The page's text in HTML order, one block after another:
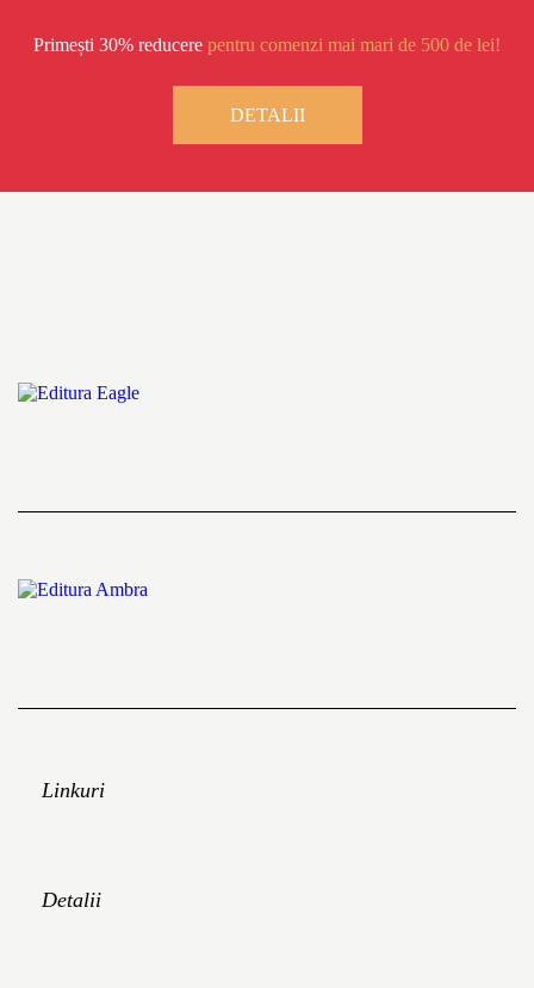
Primești 30% reducere pentru comenzi mai mari de 500 de lei!
DETALII
Linkuri
Detalii